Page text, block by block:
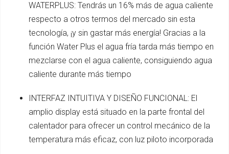
WATERPLUS: Tendrás un 16% más de agua caliente
respecto a otros termos del mercado sin esta
tecnología, ¡y sin gastar más energía! Gracias a la
función Water Plus el agua fría tarda más tiempo en
mezclarse con el agua caliente, consiguiendo agua
caliente durante más tiempo
INTERFAZ INTUITIVA Y DISEÑO FUNCIONAL: El
amplio display está situado en la parte frontal del
calentador para ofrecer un control mecánico de la
temperatura más eficaz, con luz piloto incorporada